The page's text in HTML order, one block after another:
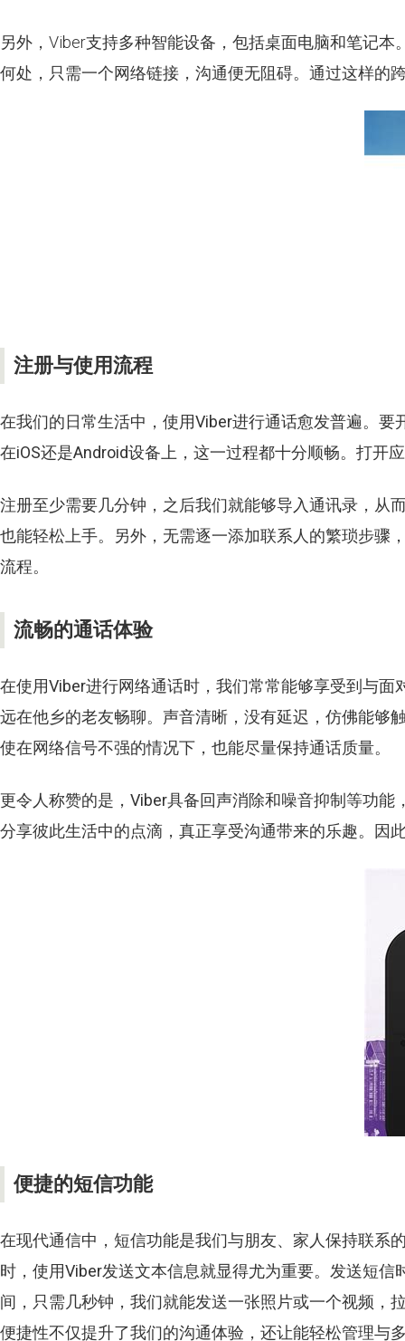
另外，Viber支持多种智能设备，包括桌面电脑和笔记
何处，只需一个网络链接，沟通便无阻碍。通过这样的
注册与使用流程
在我们的日常生活中，使用Viber进行通话愈发普遍。要
在iOS还是Android设备上，这一过程都十分顺畅。打开
注册至少需要几分钟，之后我们就能够导入通讯录，从
也能轻松上手。另外，无需逐一添加联系人的繁琐步骤
流程。
流畅的通话体验
在使用Viber进行网络通话时，我们常常能够享受到与
远在他乡的老友畅聊。声音清晰，没有延迟，仿佛能够
使在网络信号不强的情况下，也能尽量保持通话质量。
更令人称赞的是， Viber具备回声消除和噪音抑制等功能
分享彼此生活中的点滴，真正享受沟通带来的乐趣。因
便捷的短信功能
在现代通信中，短信功能是我们与朋友、家人保持联系
时，使用Viber发送文本信息就显得尤为重要。发送短
间，只需几秒钟，我们就能发送一张照片或一个视频，
便捷性不仅提升了我们的沟通体验，还让能轻松管理与